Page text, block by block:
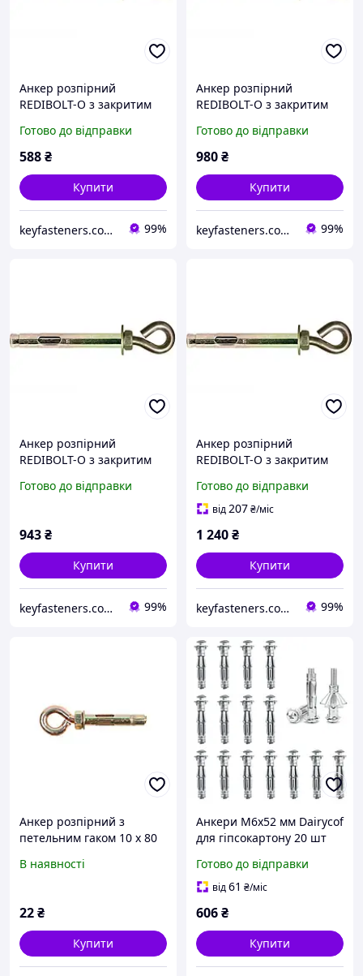
Анкер розпірний
REDIBOLT-O з закритим
цинк жовтий/білий 50
шт./пачка
Готово до відправки
588₴
Купити
keyfasteners.com.ua 99%
Анкер розпірний
REDIBOLT-O з закритим
Metalvis цинк жовтий/
білий 50 шт./пачка
Готово до відправки
980₴
Купити
keyfasteners.com.ua 99%
Анкер розпірний
REDIBOLT-O з закритим
Metalvis цинк жовтий/
Готово до відправки
943₴
Купити
keyfasteners.com.ua 99%
Анкер розпірний
REDIBOLT-O з закритим
Metalvis цинк жовтий/
білий 30 шт./пачка
Готово до відправки
від207₴/міс
1 240₴
Купити
keyfasteners.com.ua 99%
Анкер розпірний з
петельним гаком 10 x 80
В наявності
22₴
Купити
Анкери M6x52 мм Dairycof
для гіпсокартону 20 шт
кріплення полиць та
світильників
Готово до відправки
від61 ₴/міс
606₴
Купити